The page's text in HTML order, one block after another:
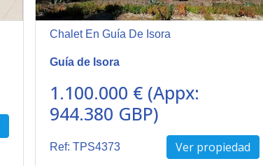
Chalet En Guía De Isora
Guía de Isora
1.100.000 € (Appx:
944.380 GBP)
Ref: TPS4373 Ver propiedad